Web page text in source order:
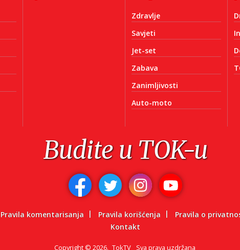
Zdravlje
Savjeti
Jet-set
Zabava
Zanimljivosti
Auto-moto
Budite u TOK-u
Pravila komentarisanja Pravila korišćenja
Pravila o
Kontakt
Copyright © 2026. TokTV Sva prava uzdržana